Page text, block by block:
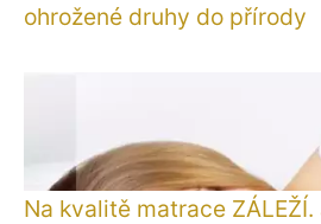
ohrožené druhy do přírody
Na kvalitě matrace